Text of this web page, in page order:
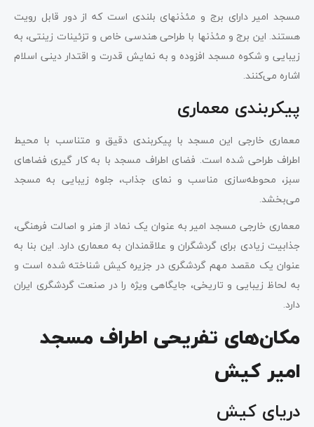
مسجد امیر دارای برج و مئذنهای بلندی است که از دور قابل رویت
هستند. این برج و مئذنها با طراحی هندسی خاص و تزئینات زینتی، به
زیبایی و شکوه مسجد افزوده و به نمایش قدرت و اقتدار دینی اسلام
اشاره می‌کنند.
پیکربندی معماری
معماری خارجی این مسجد با پیکربندی دقیق و متناسب با محیط
اطراف طراحی شده است. فضای اطراف مسجد با به کار گیری فضاهای
سبز، محوطه‌سازی مناسب و نمای جذاب، جلوه زیبایی به مسجد
می‌بخشد.
معماری خارجی مسجد امیر به عنوان یک نماد از هنر و اصالت فرهنگی،
جذابیت زیادی برای گردشگران و علاقمندان به معماری دارد. این بنا به
عنوان یک مقصد مهم گردشگری در جزیره کیش شناخته شده است و
به لحاظ زیبایی و تاریخی، جایگاهی ویژه را در صنعت گردشگری ایران
دارد.
مکان‌های تفریحی اطراف مسجد
امیر کیش
دریای کیش